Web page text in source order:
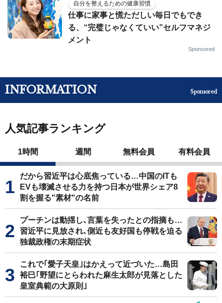
自分を整えるための健康習慣
仕事に家事と慌ただしい毎日でもでき
る、“完璧じゃなくていい”セルフマネジ
メント
Sponsored
INFORMATION Sponsored
人気記事ランキング
1時間 週間 無料会員 有料会員
だから習近平は心底焦っている…中国のITも
EVも壊滅させる力を持つ日本が世界シェア8
割を握る"素材"の名前
プーチンは動揺し､言葉を失ったとの指摘も…
習近平に見放され､側近も友好国も停戦を迫る
独裁政権の末期症状
これで｢愛子天皇｣はかえって近づいた…島田
裕巳｢野望にとらわれた麻生太郎が見落とした
皇室典範の大原則｣